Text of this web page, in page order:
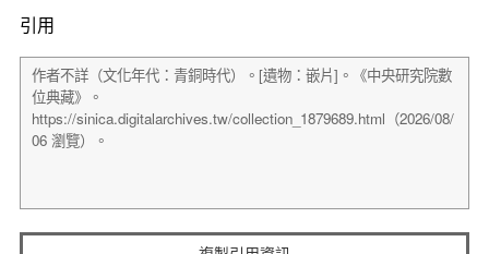
引用